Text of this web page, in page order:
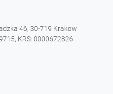
46, 30-719 Krakow
KRS: 0000672826